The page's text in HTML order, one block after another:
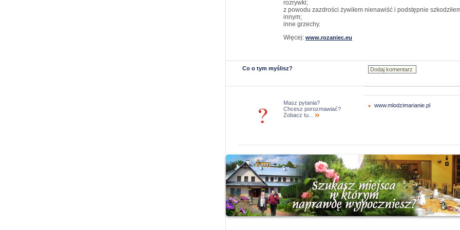
rozrywki;
z powodu zazdrości żywiłem nienawiść i podstępnie
innym;
inne grzechy.
Więcej: www.rozaniec.eu
Co o tym myślisz?
Masz pytania?
Chcesz porozmawiać?
Zobacz tu...
www.mlodzimarianie.pl